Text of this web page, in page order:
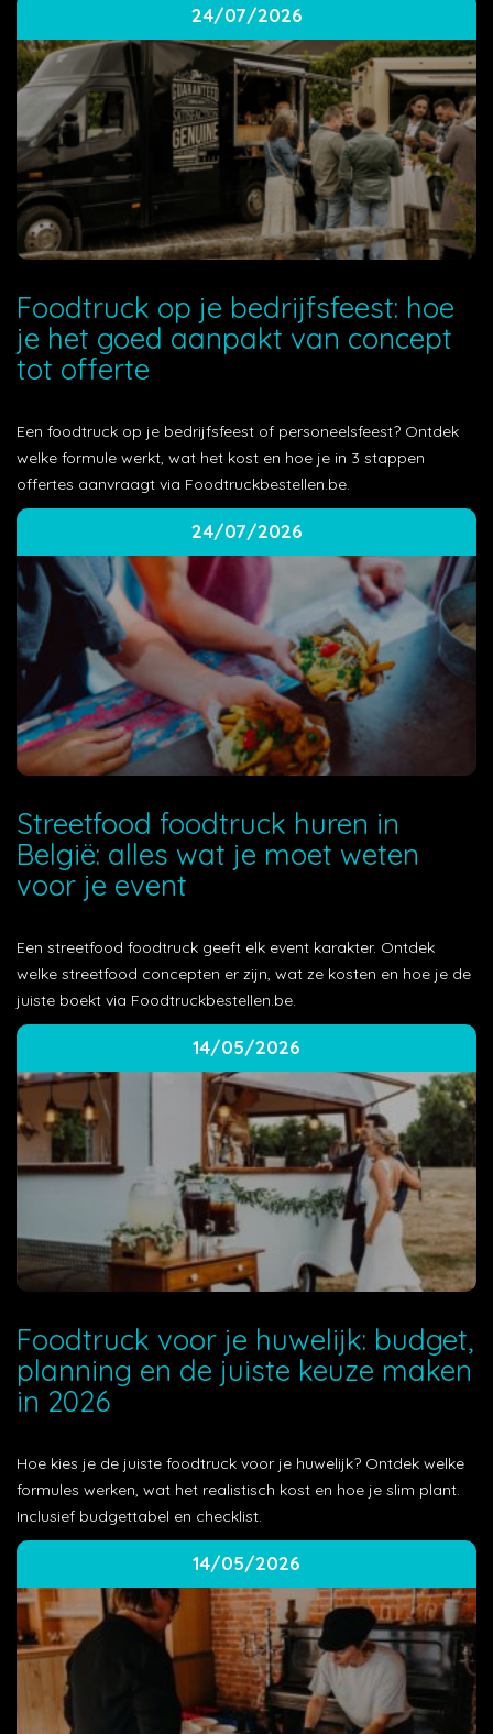
24/07/2026
Foodtruck op je bedrijfsfeest: hoe
je het goed aanpakt van concept
tot offerte
Een foodtruck op je bedrijfsfeest of personeelsfeest? Ontdek
welke formule werkt, wat het kost en hoe je in 3 stappen
offertes aanvraagt via Foodtruckbestellen.be.
24/07/2026
Streetfood foodtruck huren in
België: alles wat je moet weten
voor je event
Een streetfood foodtruck geeft elk event karakter. Ontdek
welke streetfood concepten er zijn, wat ze kosten en hoe je de
juiste boekt via Foodtruckbestellen.be.
14/05/2026
Foodtruck voor je huwelijk: budget,
planning en de juiste keuze maken
in 2026
Hoe kies je de juiste foodtruck voor je huwelijk? Ontdek welke
formules werken, wat het realistisch kost en hoe je slim plant.
Inclusief budgettabel en checklist.
14/05/2026